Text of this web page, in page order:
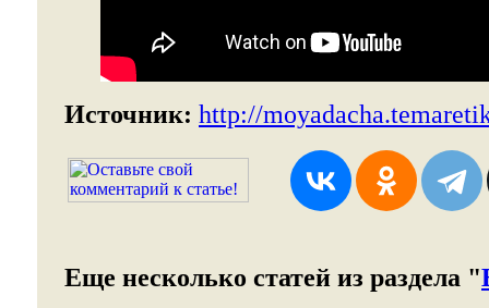
Источник: http://
Еще несколько статей из раздела "